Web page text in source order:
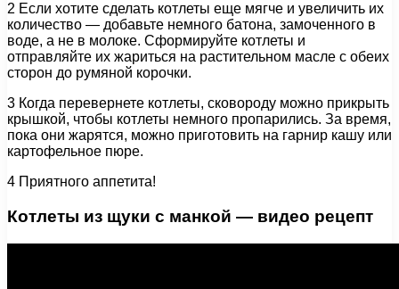
2 Если хотите сделать котлеты еще мягче и увеличить их
количество — добавьте немного батона, замоченного в
воде, а не в молоке. Сформируйте котлеты и
отправляйте их жариться на растительном масле с обеих
сторон до румяной корочки.
3 Когда перевернете котлеты, сковороду можно прикрыть
крышкой, чтобы котлеты немного пропарились. За время,
пока они жарятся, можно приготовить на гарнир кашу или
картофельное пюре.
4 Приятного аппетита!
Котлеты из щуки с манкой — видео рецепт